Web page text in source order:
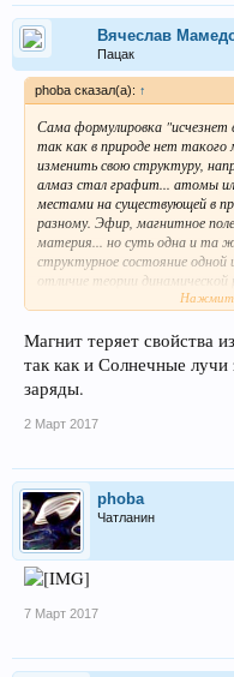
Вячеслав
Пацак
phoba сказал(а): ↑
Сама формулировка "исчезнет
так как в природе нет
изменить свою структуру,
алмаз стал графит... атомы
местами на существующей в
разному. Эфир, магнитное
материя... но суть одна и та
структурное состояние
отличие теории динамической
официальных научных
разных полей... скажем
разные структурные
вихревой среды. Например
е. изменили состояние и
Магнит теряет свойства
так как и Солнечные
заряды.
2 Март 2017
phoba
Чатланин
7 Март 2017